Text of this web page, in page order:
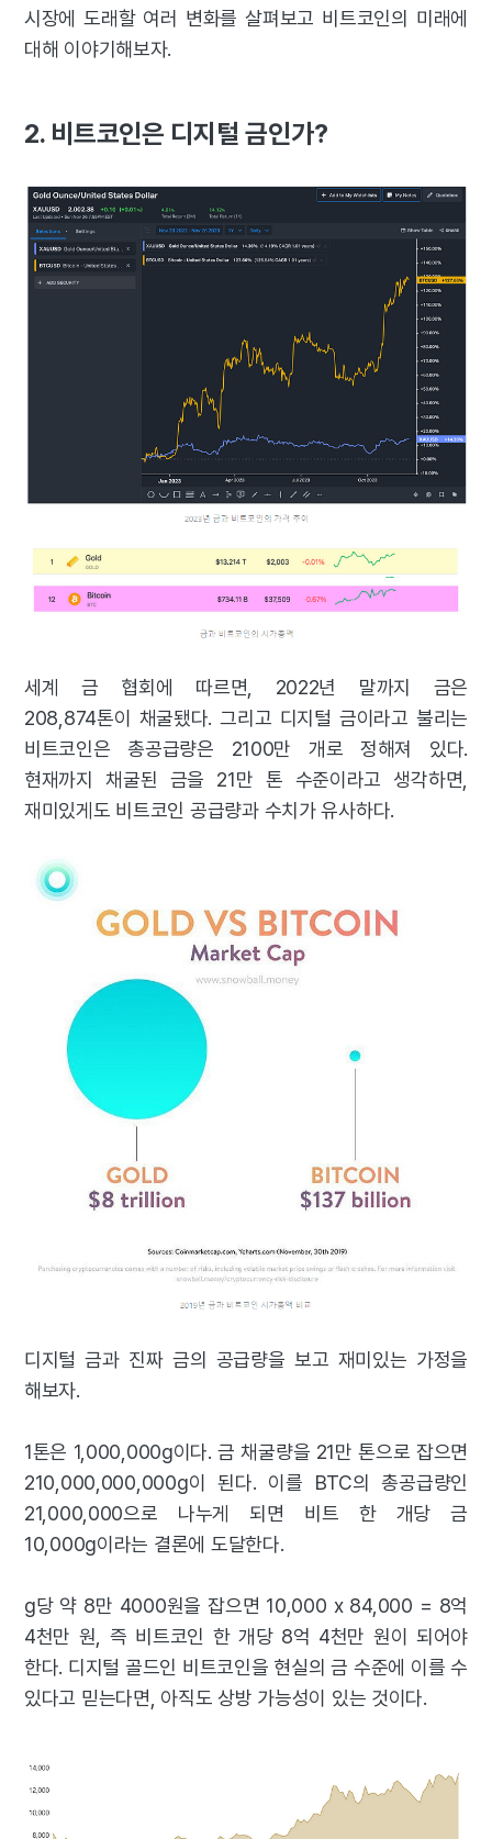
시장에 도래할 여러 변화를 살펴보고 비트코인의 미래에
대해 이야기해보자.
2. 비트코인은 디지털 금인가?
세계 금 협회에 따르면, 2022년 말까지 금은
208,874톤이 채굴됐다. 그리고 디지털 금이라고 불리는
비트코인은 총공급량은 2100만 개로 정해져 있다.
현재까지 채굴된 금을 21만 톤 수준이라고 생각하면,
재미있게도 비트코인 공급량과 수치가 유사하다.
디지털 금과 진짜 금의 공급량을 보고 재미있는 가정을
해보자.
1톤은 1,000,000g이다. 금 채굴량을 21만 톤으로 잡으면
210,000,000,000g이 된다. 이를 BTC의 총공급량인
21,000,000으로 나누게 되면 비트 한 개당 금
10,000g이라는 결론에 도달한다.
g당 약 8만 4000원을 잡으면 10,000 x 84,000 = 8억
4천만 원, 즉 비트코인 한 개당 8억 4천만 원이 되어야
한다. 디지털 골드인 비트코인을 현실의 금 수준에 이를 수
있다고 믿는다면, 아직도 상방 가능성이 있는 것이다.